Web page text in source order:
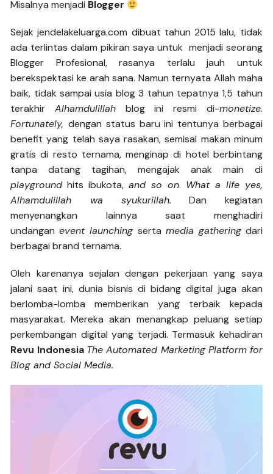
Misalnya menjadi Blogger
Sejak jendelakeluarga.com dibuat tahun 2015 lalu, tidak
ada terlintas dalam pikiran saya untuk menjadi seorang
Blogger Profesional, rasanya terlalu jauh untuk
berekspektasi ke arah sana. Namun ternyata Allah maha
baik, tidak sampai usia blog 3 tahun tepatnya 1,5 tahun
terakhir Alhamdulillahblog ini resmi di-monetize.
Fortunately, dengan status baru ini tentunya berbagai
benefit yang telah saya rasakan, semisal makan minum
gratis di resto ternama, menginap di hotel berbintang
tanpa datang tagihan, mengajak anak main di
playground hits ibukota,and so on. What a life yes,
Alhamdulillah wa syukurillah. Dan kegiatan
menyenangkan lainnya saat menghadiri
undanganeventlaunching serta media gatheringdari
berbagai brand ternama.
Oleh karenanya sejalan dengan pekerjaan yang saya
jalani saat ini, dunia bisnis di bidang digital juga akan
berlomba-lomba memberikan yang terbaik kepada
masyarakat. Mereka akan menangkap peluang setiap
perkembangan digital yang terjadi. Termasuk kehadiran
Revu Indonesia The Automated Marketing Platform for
Blog and Social Media.